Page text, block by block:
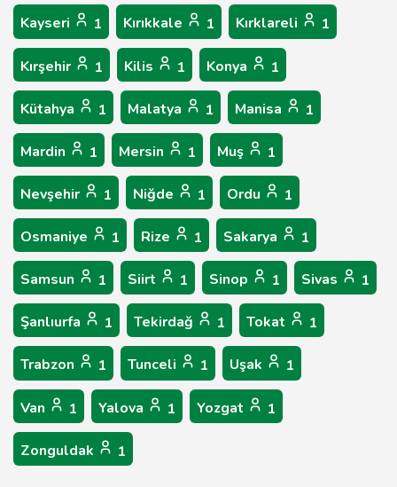
Kayseri 1 Kırıkkale 1 Kırklareli 1
Kırşehir 1 Kilis 1 Konya 1
Kütahya 1 Malatya 1 Manisa 1
Mardin 1 Mersin 1 Muş 1
Nevşehir 1 Niğde 1 Ordu 1
Osmaniye 1 Rize 1 Sakarya 1
Samsun 1 Siirt 1 Sinop 1 Sivas 1
Şanlıurfa 1 Tekirdağ 1 Tokat 1
Trabzon 1 Tunceli 1 Uşak 1
Van 1 Yalova 1 Yozgat 1
Zonguldak 1